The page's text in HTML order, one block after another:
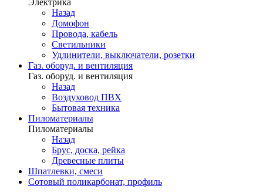
Электрика
Назад
Домофон
Провода, кабель
Светильники
Удлинители, выключатели, розетки
Газ. оборуд. и вентиляция
Газ. оборуд. и вентиляция
Назад
Воздуховод ПВХ
Бытовая техника
Пиломатериалы
Пиломатериалы
Назад
Брус, доска, рейка
Древесные плиты
Шпатлевки, смеси
Сотовый поликарбонат, профиль